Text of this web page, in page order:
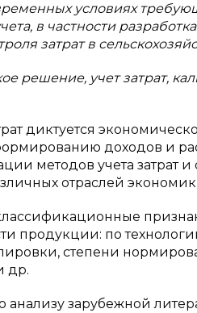
условиях
в частности
затрат в
решение, учет затрат,
диктуется
доходов и
методов учета затрат
отраслей
продукции: по
степени
др.
анализу зарубежной